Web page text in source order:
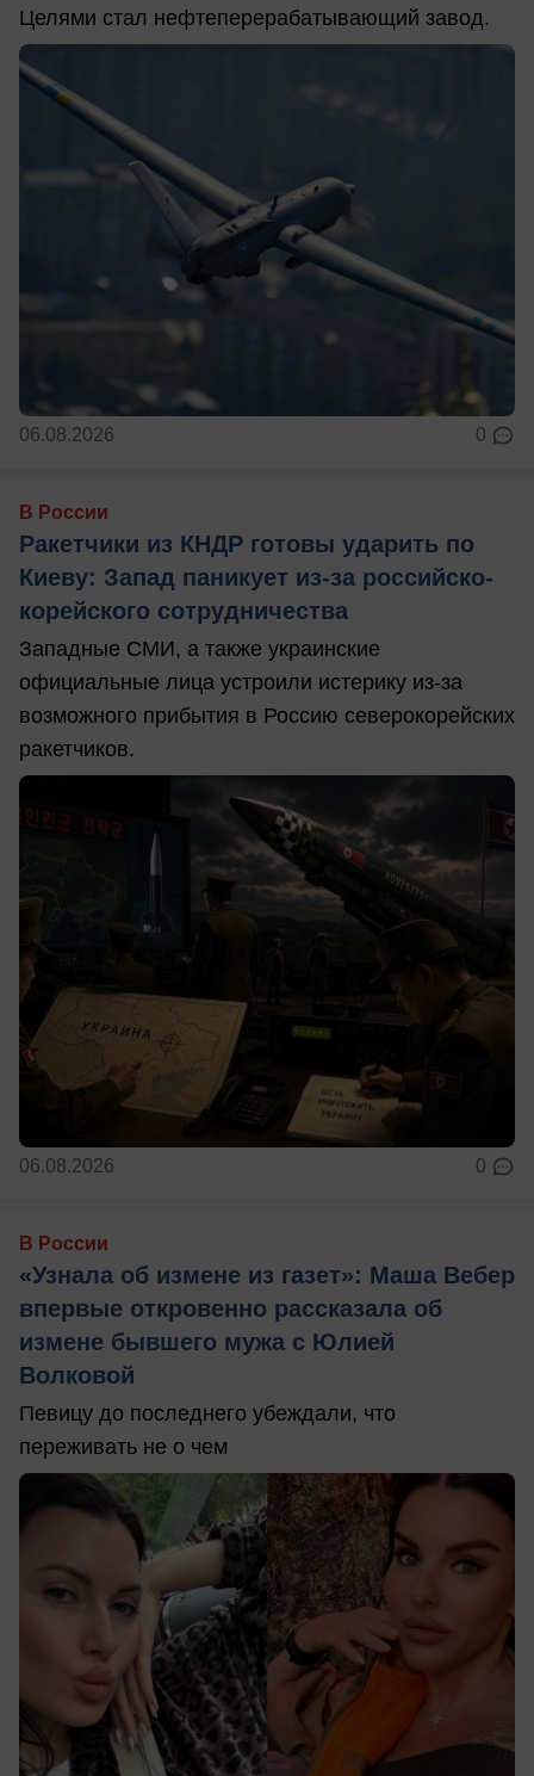
Целями стал нефтеперерабатывающий завод.
06.08.2026 0
В России
Ракетчики из КНДР готовы ударить по
Киеву: Запад паникует из-за российско-
корейского сотрудничества
Западные СМИ, а также украинские
официальные лица устроили истерику из-за
возможного прибытия в Россию северокорейских
ракетчиков.
06.08.2026 0
В России
«Узнала об измене из газет»: Маша Вебер
впервые откровенно рассказала об
измене бывшего мужа с Юлией
Волковой
Певицу до последнего убеждали, что
переживать не о чем